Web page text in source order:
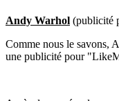
Andy Warhol (publicité
Comme nous le savons,
une publicité pour